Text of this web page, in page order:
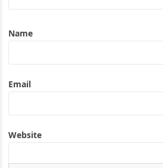
Name
Email
Website